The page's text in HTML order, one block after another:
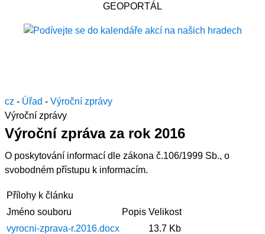
GEOPORTÁL
cz - Úřad - Výroční zprávy
Výroční zprávy
Výroční zpráva za rok 2016
O poskytování informací dle zákona č.106/1999 Sb., o
svobodném přístupu k informacím.
Přílohy k článku
Jméno souboru
Popis Velikost
vyrocni-zprava-r.2016.docx
13.7 Kb